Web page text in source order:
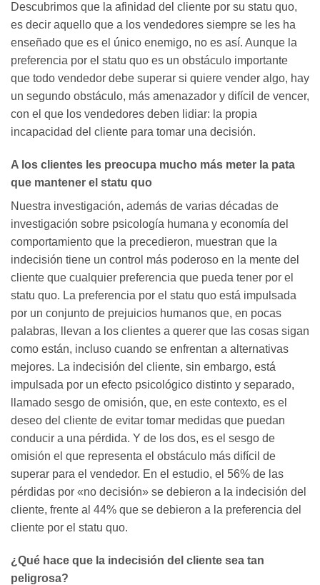
Descubrimos que la afinidad del cliente por su statu quo,
es decir aquello que a los vendedores siempre se les ha
enseñado que es el único enemigo, no es así. Aunque la
preferencia por el statu quo es un obstáculo importante
que todo vendedor debe superar si quiere vender algo, hay
un segundo obstáculo, más amenazador y difícil de vencer,
con el que los vendedores deben lidiar: la propia
incapacidad del cliente para tomar una decisión.
A los clientes les preocupa mucho más meter la pata
que mantener el statu quo
Nuestra investigación, además de varias décadas de
investigación sobre psicología humana y economía del
comportamiento que la precedieron, muestran que la
indecisión tiene un control más poderoso en la mente del
cliente que cualquier preferencia que pueda tener por el
statu quo. La preferencia por el statu quo está impulsada
por un conjunto de prejuicios humanos que, en pocas
palabras, llevan a los clientes a querer que las cosas sigan
como están, incluso cuando se enfrentan a alternativas
mejores. La indecisión del cliente, sin embargo, está
impulsada por un efecto psicológico distinto y separado,
llamado sesgo de omisión, que, en este contexto, es el
deseo del cliente de evitar tomar medidas que puedan
conducir a una pérdida. Y de los dos, es el sesgo de
omisión el que representa el obstáculo más difícil de
superar para el vendedor. En el estudio, el 56% de las
pérdidas por «no decisión» se debieron a la indecisión del
cliente, frente al 44% que se debieron a la preferencia del
cliente por el statu quo.
¿Qué hace que la indecisión del cliente sea tan
peligrosa?